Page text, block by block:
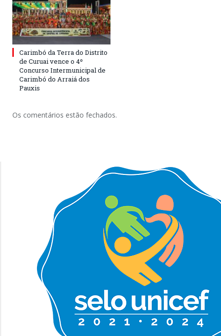
Carimbó da Terra do Distrito
de Curuai vence o 4º
Concurso Intermunicipal de
Carimbó do Arraiá dos
Pauxis
Os comentários estão fechados.